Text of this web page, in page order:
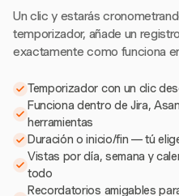
Un clic y estarás
temporizador, añade un
exactamente como funciona
Temporizador con un clic
Funciona dentro de Jira,
herramientas
Duración o inicio/fin — tú
Vistas por día, semana y
todo
Recordatorios amigables